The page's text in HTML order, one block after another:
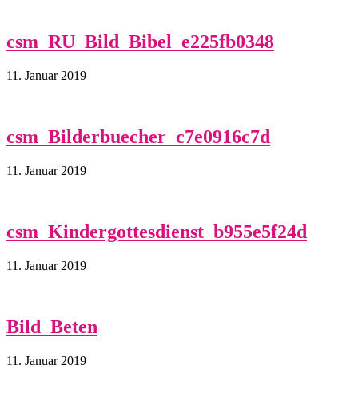
csm_RU_Bild_Bibel_e225fb0348
11. Januar 2019
csm_Bilderbuecher_c7e0916c7d
11. Januar 2019
csm_Kindergottesdienst_b955e5f24d
11. Januar 2019
Bild_Beten
11. Januar 2019